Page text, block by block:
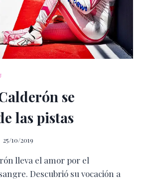
se
las pistas
25/10/2019
lleva el amor por el
Descubrió su vocación a